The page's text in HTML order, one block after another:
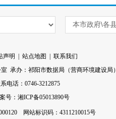
声明 站点地图
联系我们
承办：祁阳市数据局（营商环境建设局）
电话：0746-3212875
号：湘ICP备05013890号
网站标识码：4311210015号